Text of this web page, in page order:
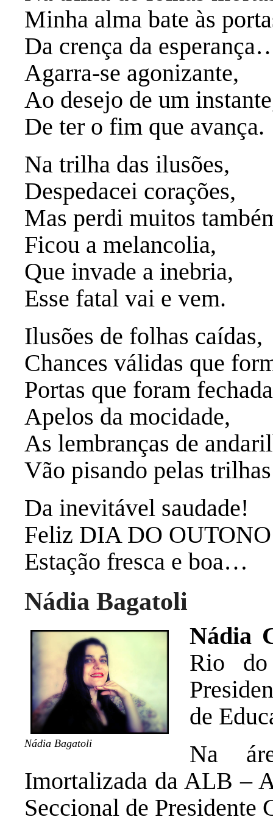
Minha alma bate às
Da crença da
Agarra-se agonizante,
Ao desejo de um
De ter o fim que avança.
Na trilha das ilusões,
Despedacei corações,
Mas perdi muitos
Ficou a melancolia,
Que invade a inebria,
Esse fatal vai e vem.
Ilusões de folhas caídas,
Chances válidas que
Portas que foram
Apelos da mocidade,
As lembranças de
Vão pisando pelas
Da inevitável saudade!
Feliz DIA DO
Estação fresca e boa…
Nádia Bagatoli
Nádia Bagatoli
Nádia
Rio
de
Na
Imortalizada da ALB –
Seccional de Presidente